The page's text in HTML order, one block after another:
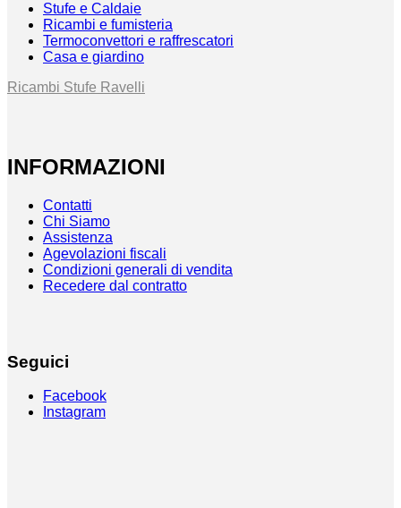
Stufe e Caldaie
Ricambi e fumisteria
Termoconvettori e raffrescatori
Casa e giardino
Ricambi Stufe Ravelli
INFORMAZIONI
Contatti
Chi Siamo
Assistenza
Agevolazioni fiscali
Condizioni generali di vendita
Recedere dal contratto
Seguici
Facebook
Instagram